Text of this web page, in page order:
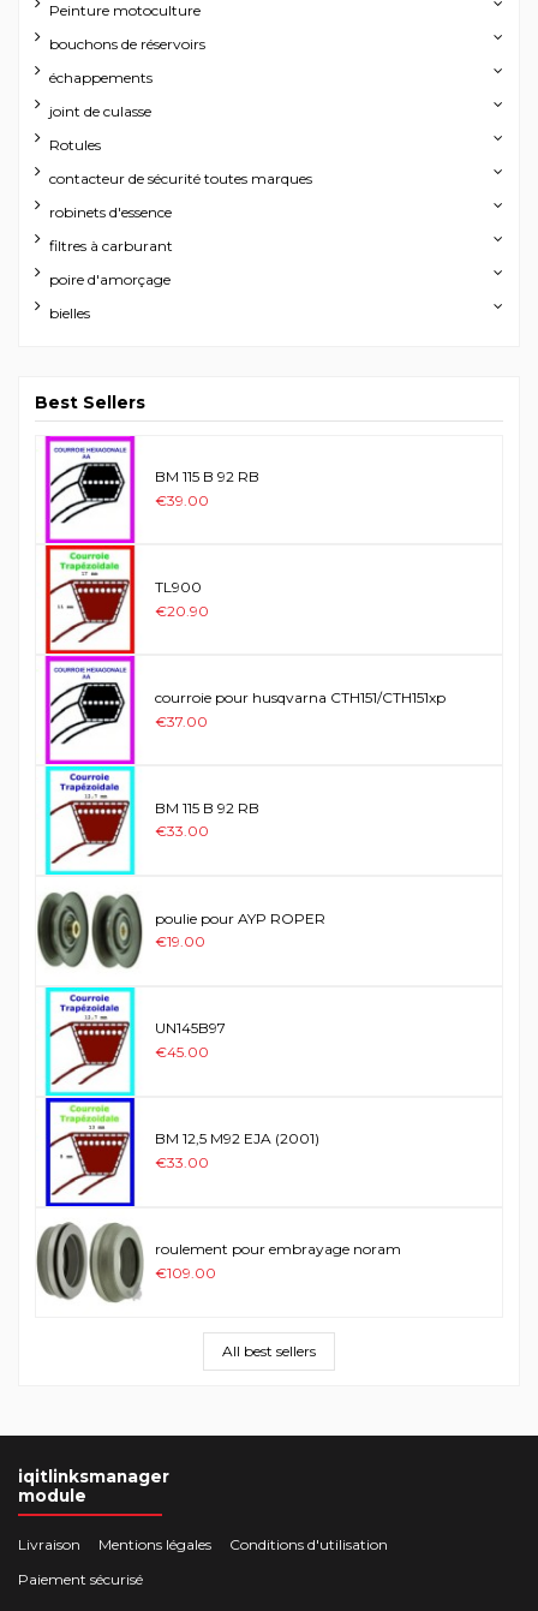
Peinture motoculture
bouchons de réservoirs
échappements
joint de culasse
Rotules
contacteur de sécurité toutes marques
robinets d'essence
filtres à carburant
poire d'amorçage
bielles
Best Sellers
BM 115 B 92 RB
€39.00
TL900
€20.90
courroie pour husqvarna CTH151/CTH151xp
€37.00
BM 115 B 92 RB
€33.00
poulie pour AYP ROPER
€19.00
UN145B97
€45.00
BM 12,5 M92 EJA (2001)
€33.00
roulement pour embrayage noram
€109.00
All best sellers
iqitlinksmanager
module
Livraison Mentions légales
Conditions d'utilisation
Paiement sécurisé